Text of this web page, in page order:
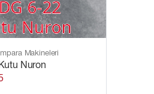
Makineleri
Nuron